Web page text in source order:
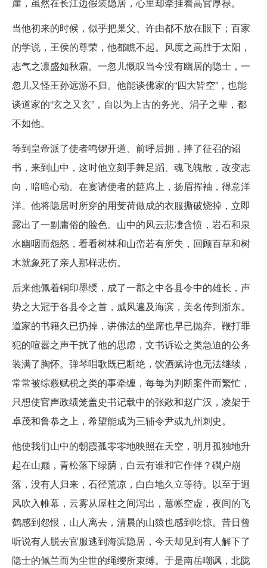
崖，虽然在长江边假装隐居，心里却牵挂着高官厚禄。
当他初来的时候，似乎把巢父、许由都不放在眼下；百家
的学说，王侯的尊荣，他都瞧不起。风度之高胜于太阳，
志气之凛盛如秋霜。一忽儿慨叹当今没有幽居的隐士，一
忽儿又怪王孙远游不归。他能谈佛家的“四大皆空”，也能
谈道家的“玄之又玄”，自以为上古的务光、涓子之辈，都
不如他。
等到皇帝派了使者鸣锣开道、前呼后拥，捧了征召的诏
书，来到山中，这时他立刻手舞足蹈、魂飞魄散，改变志
向，暗暗心动。在宴请使者的筵席上，扬眉挥袖，得意洋
洋。他将隐居时所穿的用芰荷做成的衣服撕破烧掉，立即
露出了一副庸俗的脸色。山中的风云悲凄含愤，岩石和泉
水幽咽而怨怒，看看树林和山峦若有所失，回顾百草和树
木就象死了亲人那样悲伤。
后来他佩着铜印墨绶，成了一郡之中各县令中的雄长，声
势之大冠于各县令之首，威风遍及海滨，美名传到浙东。
道家的书籍久已扔掉，讲佛法的坐席也早已抛弃。鞭打罪
犯的喧嚣之声干扰了他的思虑，文书诉讼之类急迫的公务
装满了胸怀。弹琴唱歌既已断绝，饮酒赋诗也无法继续，
常常被综覈赋税之类的事牵缠，每每为判断案件而繁忙，
只想使官声政绩笼盖史书记载中的张敞和赵广汉，凌架于
卓茂和鲁恭之上，希望能成为三辅令尹或九州刺史。
他使我们山中的朝霞孤零零地映照在天空，明月孤独地升
起在山巅，青松落下绿荫，白云有谁和它作伴？磵户崩
落，没有人归来，石径荒凉，白白地久立等待。以至于迥
风吹入帷幕，云雾从屋柱之间泻出，蕙帐空虚，夜间的飞
鹤感到怨恨，山人离去，清晨的山猿也感到吃惊。昔日曾
听说有人脱去官服逃到海滨隐居，今天却见到有人解下了
隐士的佩兰而为尘世的绳缨所束缚。于是南岳嘲讽，北陇